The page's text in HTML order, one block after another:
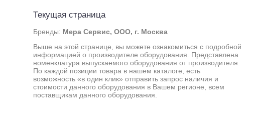
Текущая страница
Бренды: Мера Сервис, ООО, г. Москва
Выше на этой странице, вы можете ознакомиться с подробной
информацией о производителе оборудования. Представлена
номенклатура выпускаемого оборудования от производителя.
По каждой позиции товара в нашем каталоге, есть
возможность «в один клик» отправить запрос наличия и
стоимости данного оборудования в Вашем регионе, всем
поставщикам данного оборудования.